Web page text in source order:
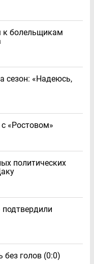
к болельщикам
сезон: «Надеюсь,
«Ростовом»
политических
голов (0:0)